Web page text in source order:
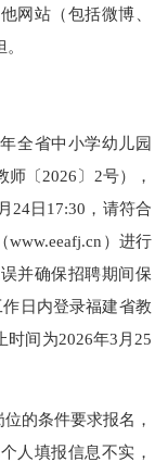
网站（包括微博、
全省中小学幼儿园
〔2026〕2号），
24日17:30，请符合
www.eeafj.cn）进行
并确保招聘期间保
日内登录福建省教
时间为2026年3月25
的条件要求报名，
人填报信息不实，